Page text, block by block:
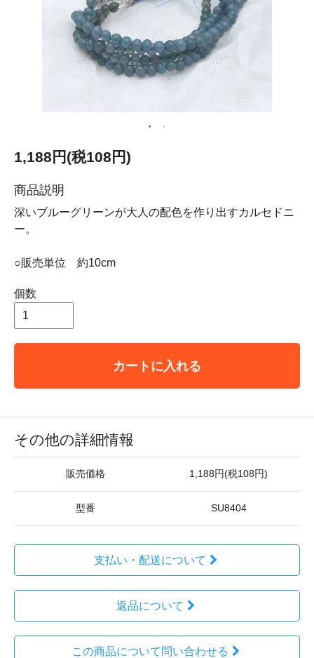
1,188円(税108円)
商品説明
深いブルーグリーンが大人の配色を作り出すカルセドニ
ー。
○販売単位 約10cm
個数
カートに入れる
その他の詳細情報
販売価格 1,188円(税108円)
型番 SU8404
支払い・配送について
返品について
この商品について問い合わせる